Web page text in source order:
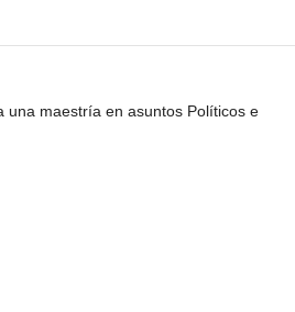
una maestría en asuntos Políticos e